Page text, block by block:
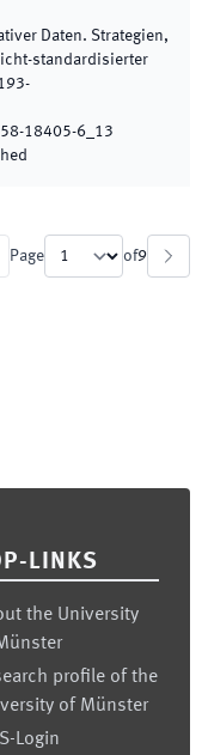
Daten. Strategien,
standardisierter
-
18405-6_13
Page of9
LINKS
the University
profile of the
of Münster
Login